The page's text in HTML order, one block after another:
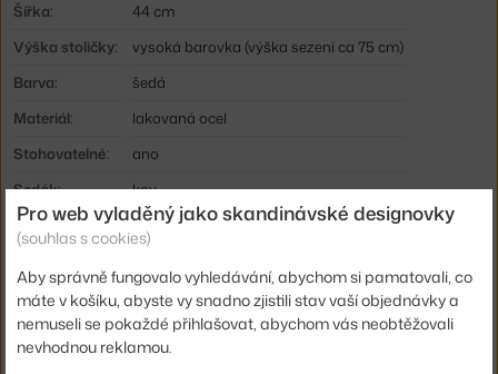
Šířka:
44 cm
Výška stoličky:
vysoká barovka (výška sezení ca 75 cm)
Barva:
šedá
Materiál:
lakovaná ocel
Stohovatelné:
ano
Sedák:
kov
Podnož:
kov
Kód produktu
HAY-AA600-A222
EAN
5710441020646
Pro web vyladěný jako skandinávské designovky
(souhlas s cookies)
Aby správně fungovalo vyhledávání, abychom si pamatovali, co
máte v košíku, abyste vy snadno zjistili stav vaší objednávky a
nemuseli se pokaždé přihlašovat, abychom vás neobtěžovali
nevhodnou reklamou.